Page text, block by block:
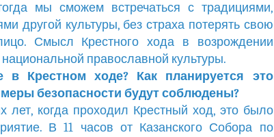
мы сможем встречаться с традициями,
другой культуры, без страха потерять свою
Смысл Крестного хода в возрождении
православной культуры.
в Крестном ходе? Как планируется это
безопасности будут соблюдены?
когда проходил Крестный ход, это было
В 11 часов от Казанского Собора по